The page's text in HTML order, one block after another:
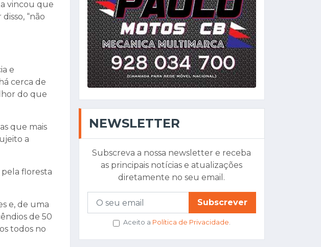
vincou que
“não
e
cerca de
do que
que mais
a
floresta
e, de uma
de 50
todos no
NEWSLETTER
Subscreva a nossa newsletter e receba
as principais notícias e atualizações
diretamente no seu email.
Subscrever
Aceito a Política de Privacidade.